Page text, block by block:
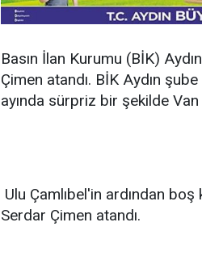
Basın İlan Kurumu (BİK)
Çimen atandı. BİK Aydın
ayında sürpriz bir şekilde
Ulu Çamlıbel'in ardından
Serdar Çimen atandı.